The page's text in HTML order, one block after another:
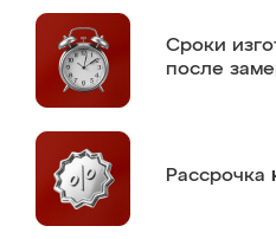
Сроки
после
Рассрочка